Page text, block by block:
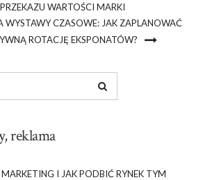
WARTOŚCI MARKI
WYSTAWY CZASOWE: JAK ZAPLANOWAĆ
ROTACJĘ EKSPONATÓW?
reklama
I JAK PODBIĆ RYNEK TYM